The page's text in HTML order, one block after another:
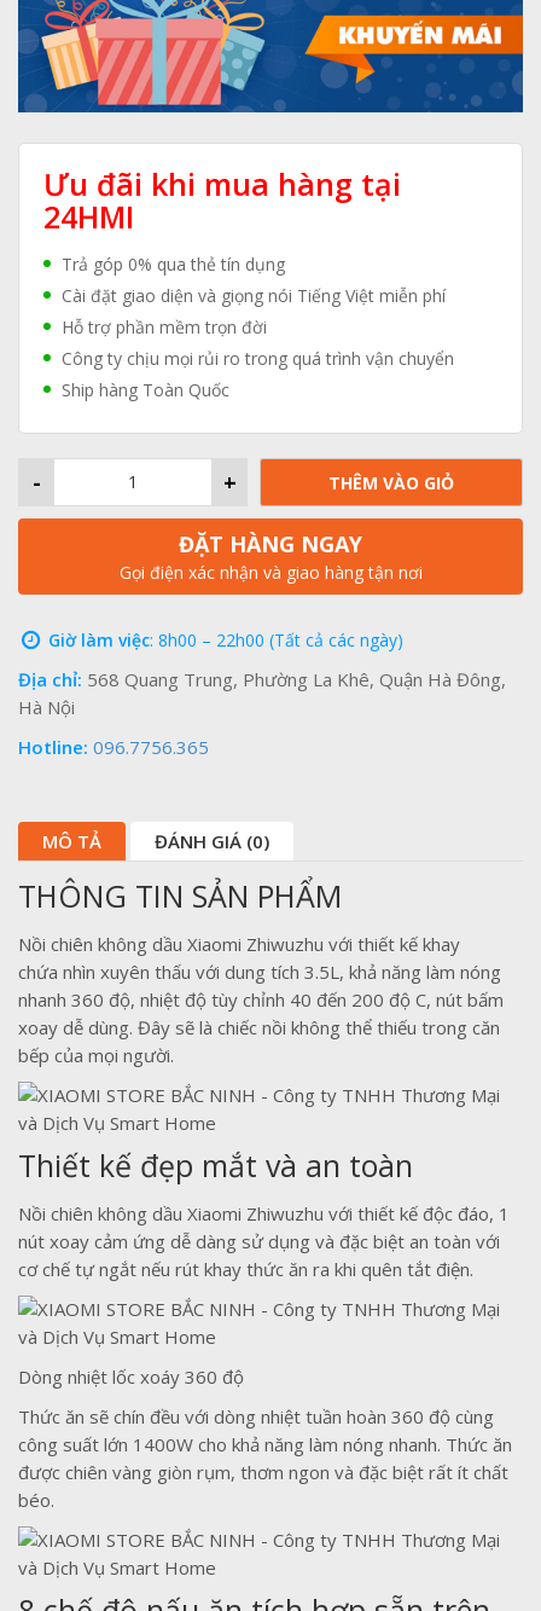
Ưu đãi khi mua hàng tại
24HMI
Trả góp 0% qua thẻ tín dụng
Cài đặt giao diện và giọng nói Tiếng Việt miễn phí
Hỗ trợ phần mềm trọn đời
Công ty chịu mọi rủi ro trong quá trình vận chuyển
Ship hàng Toàn Quốc
+
- THÊM VÀO GIỎ
ĐẶT HÀNG NGAY
Gọi điện xác nhận và giao hàng tận nơi
Giờ làm việc: 8h00 – 22h00 (Tất cả các ngày)
Địa chỉ: 568 Quang Trung, Phường La Khê, Quận Hà Đông,
Hà Nội
Hotline: 096.7756.365
MÔ TẢ ĐÁNH GIÁ (0)
THÔNG TIN SẢN PHẨM
Nồi chiên không dầu Xiaomi Zhiwuzhu với thiết kế khay
chứa nhìn xuyên thấu với dung tích 3.5L, khả năng làm nóng
nhanh 360 độ, nhiệt độ tùy chỉnh 40 đến 200 độ C, nút bấm
xoay dễ dùng. Đây sẽ là chiếc nồi không thể thiếu trong căn
bếp của mọi người.
Thiết kế đẹp mắt và an toàn
Nồi chiên không dầu Xiaomi Zhiwuzhu với thiết kế độc đáo, 1
nút xoay cảm ứng dễ dàng sử dụng và đặc biệt an toàn với
cơ chế tự ngắt nếu rút khay thức ăn ra khi quên tắt điện.
Dòng nhiệt lốc xoáy 360 độ
Thức ăn sẽ chín đều với dòng nhiệt tuần hoàn 360 độ cùng
công suất lớn 1400W cho khả năng làm nóng nhanh. Thức ăn
được chiên vàng giòn rụm, thơm ngon và đặc biệt rất ít chất
béo.